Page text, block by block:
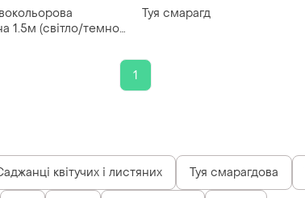
1.5м (світло/темно-
Туя смарагд
1
квітучих і листяних Туя смарагдова